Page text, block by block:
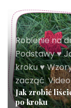
Robienie na
Podstawy ♥
kroku ♥
zacząć,Video
Jak zrobić
po kroku